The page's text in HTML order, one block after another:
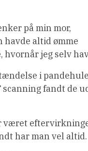
på min mor,
havde altid ømme
hvornår jeg selv
i
fandt de
været
har man vel altid.